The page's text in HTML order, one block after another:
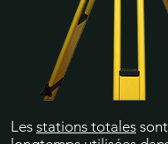
Les stations totales